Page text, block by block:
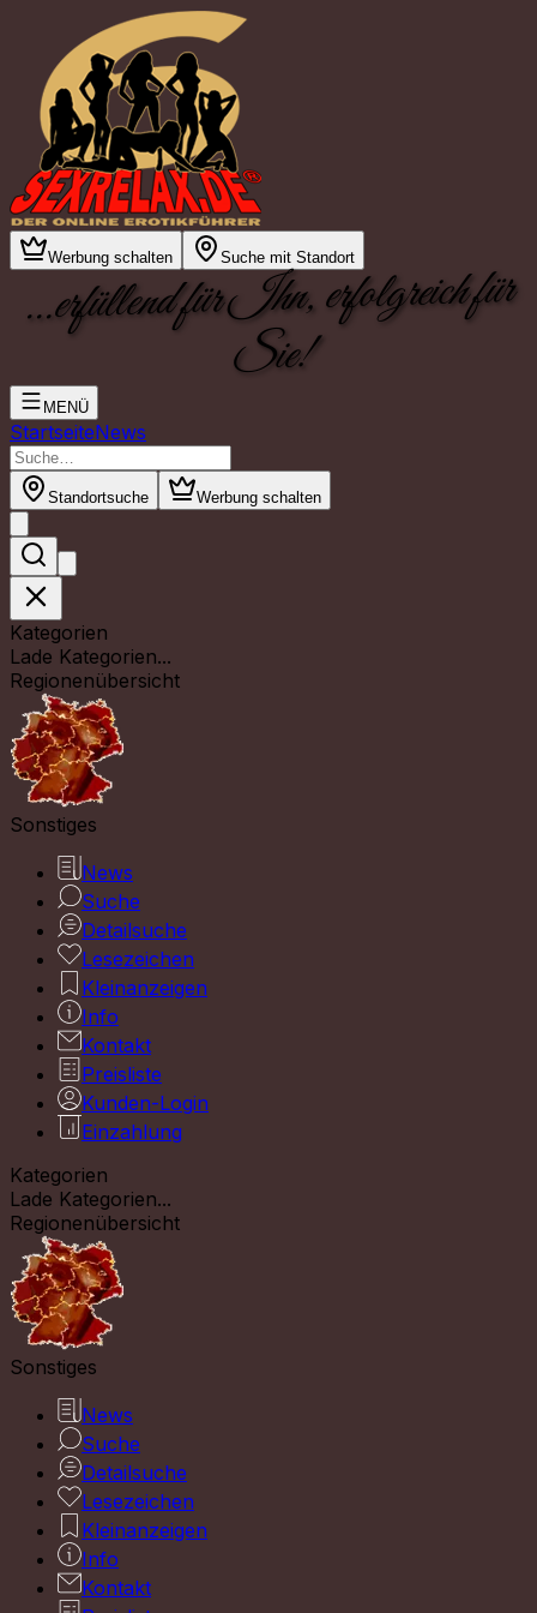
Werbung schalten Suche mit Standort
...erfüllend für Ihn, erfolgreich für
Sie!
MENÜ
StartseiteNews
Standortsuche Werbung schalten
Kategorien
Lade Kategorien...
Regionenübersicht
Sonstiges
News
Suche
Detailsuche
Lesezeichen
Kleinanzeigen
Info
Kontakt
Preisliste
Kunden-Login
Einzahlung
Kategorien
Lade Kategorien...
Regionenübersicht
Sonstiges
News
Suche
Detailsuche
Lesezeichen
Kleinanzeigen
Info
Kontakt